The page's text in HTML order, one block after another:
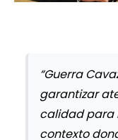
“Guerra
garantizar
calidad para
contexto